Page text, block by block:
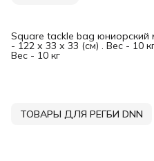
Square tackle bag
- 122 х 33 х 33 (см) . Вес - 10
Вес - 10 кг
ТОВАРЫ ДЛЯ РЕГБИ DNN